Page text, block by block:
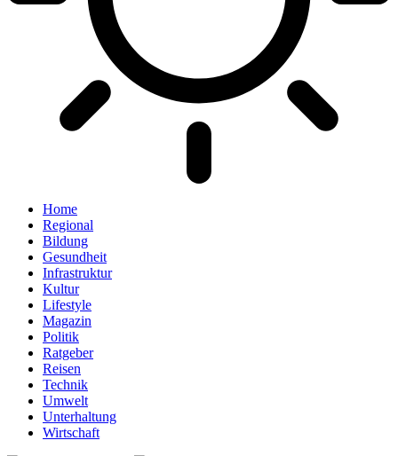
Home
Regional
Bildung
Gesundheit
Infrastruktur
Kultur
Lifestyle
Magazin
Politik
Ratgeber
Reisen
Technik
Umwelt
Unterhaltung
Wirtschaft